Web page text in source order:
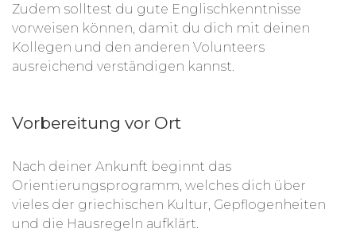
Zudem solltest du gute Englischkenntnisse
vorweisen können, damit du dich mit deinen
Kollegen und den anderen Volunteers
ausreichend verständigen kannst.
Vorbereitung vor Ort
Nach deiner Ankunft beginnt das
Orientierungsprogramm, welches dich über
vieles der griechischen Kultur, Gepflogenheiten
und die Hausregeln aufklärt.